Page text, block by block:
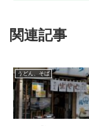
関連記事
うどん、そば